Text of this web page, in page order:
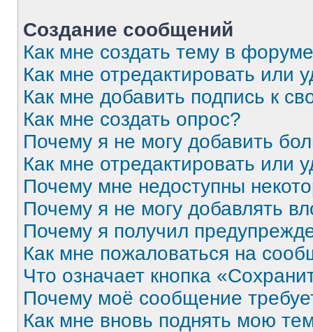
Создание сообщений
Как мне создать тему в
Как мне отредактировать или
Как мне добавить подпись к
Как мне создать опрос?
Почему я не могу добавить
Как мне отредактировать или
Почему мне недоступны
Почему я не могу добавлять
Почему я получил
Как мне пожаловаться на
Что означает кнопка
Почему моё сообщение
Как мне вновь поднять мою